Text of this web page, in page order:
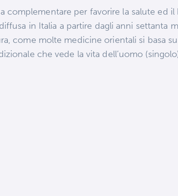
complementare per favorire la salute ed il
in Italia a partire dagli anni settanta
come molte medicine orientali si basa
che vede la vita dell’uomo